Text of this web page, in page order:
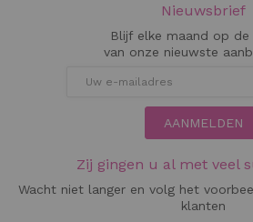
Nieuwsbrief
Blijf elke maand op
van onze nieuwste
AANMELDEN
Zij gingen u al met veel
Wacht niet langer en volg het
klanten